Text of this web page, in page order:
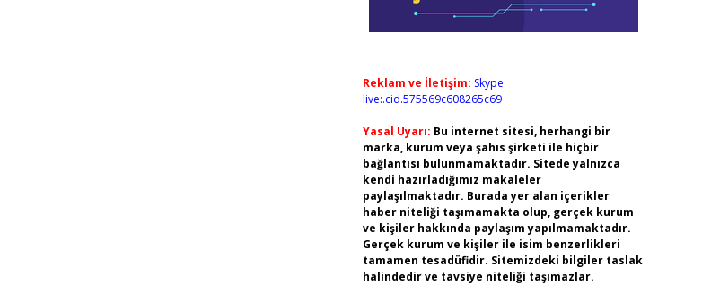
Reklam ve İletişim: Skype:
live:.cid.575569c608265c69
Yasal Uyarı: Bu internet sitesi, herhangi bir
marka, kurum veya şahıs şirketi ile hiçbir
bağlantısı bulunmamaktadır. Sitede yalnızca
kendi hazırladığımız makaleler
paylaşılmaktadır. Burada yer alan içerikler
haber niteliği taşımamakta olup, gerçek kurum
ve kişiler hakkında paylaşım yapılmamaktadır.
Gerçek kurum ve kişiler ile isim benzerlikleri
tamamen tesadüfidir. Sitemizdeki bilgiler taslak
halindedir ve tavsiye niteliği taşımazlar.